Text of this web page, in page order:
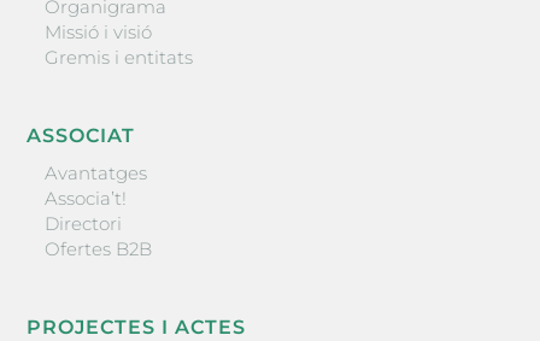
Organigrama
Missió i visió
Gremis i entitats
ASSOCIAT
Avantatges
Associa’t!
Directori
Ofertes B2B
PROJECTES I ACTES